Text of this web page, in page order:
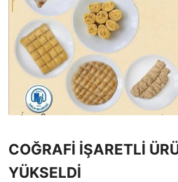
COĞRAFİ İŞARETLİ
YÜKSELDİ